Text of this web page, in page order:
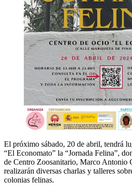
El próximo sábado, 20 de abril, tendrá
“El Economato” la “Jornada Felina”,
de Centro Zoosanitario, Marco Antonio
realizarán diversas charlas y talleres
colonias felinas.